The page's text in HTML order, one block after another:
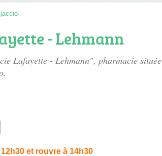
- Lehmann
Lafayette - Lehmann", pharmacie située
et rouvre à 14h30